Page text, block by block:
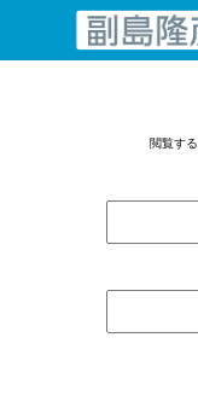
コンテンツへス
閲覧す